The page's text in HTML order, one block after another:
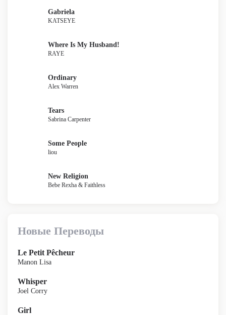
Gabriela
KATSEYE
Where Is My Husband!
RAYE
Ordinary
Alex Warren
Tears
Sabrina Carpenter
Some People
liou
New Religion
Bebe Rexha & Faithless
Новые Переводы
Le Petit Pêcheur
Manon Lisa
Whisper
Joel Corry
Girl